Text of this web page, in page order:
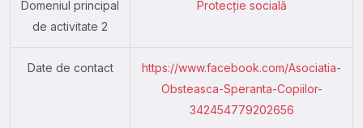
Domeniul principal
de activitate 2
Protecție socială
Date de contact
https://www.facebook.com/Asociatia-
Obsteasca-Speranta-Copiilor-
342454779202656